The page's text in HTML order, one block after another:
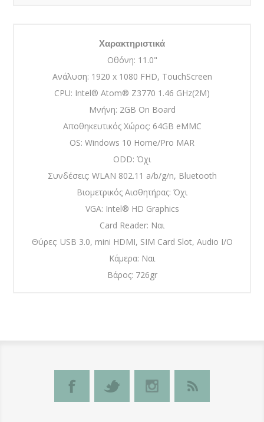
Χαρακτηριστικά
Οθόνη: 11.0"
Ανάλυση: 1920 x 1080 FHD, TouchScreen
CPU: Intel® Atom® Z3770 1.46 GHz(2M)
Μνήνη: 2GB On Board
Αποθηκευτικός Χώρος: 64GB eMMC
OS: Windows 10 Home/Pro MAR
ODD: Όχι
Συνδέσεις: WLAN 802.11 a/b/g/n, Bluetooth
Βιομετρικός Αισθητήρας: Όχι
VGA: Intel® HD Graphics
Card Reader: Ναι
Θύρες: USB 3.0, mini HDMI, SIM Card Slot, Audio I/O
Κάμερα: Ναι
Βάρος: 726gr